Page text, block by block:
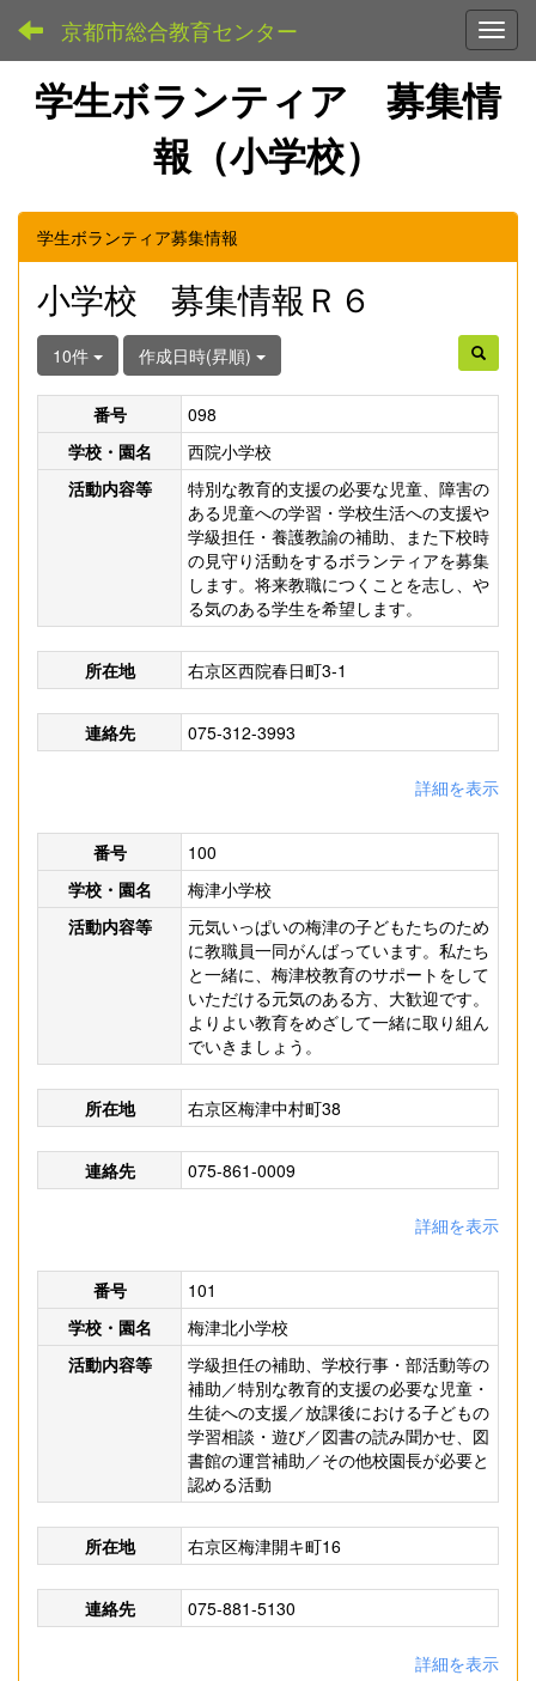
京都市総合教育センター
学生ボランティア 募集情
報（小学校）
学生ボランティア募集情報
小学校 募集情報Ｒ６
10件 作成日時(昇順)
番号
098
学校・園名
西院小学校
活動内容等
特別な教育的支援の必要な児童、障害の
ある児童への学習・学校生活への支援や
学級担任・養護教諭の補助、また下校時
の見守り活動をするボランティアを募集
します。将来教職につくことを志し、や
る気のある学生を希望します。
所在地 右京区西院春日町3-1
連絡先 075-312-3993
詳細を表示
番号
100
学校・園名
梅津小学校
活動内容等
元気いっぱいの梅津の子どもたちのため
に教職員一同がんばっています。私たち
と一緒に、梅津校教育のサポートをして
いただける元気のある方、大歓迎です。
よりよい教育をめざして一緒に取り組ん
でいきましょう。
所在地 右京区梅津中村町38
連絡先 075-861-0009
詳細を表示
番号
101
学校・園名
梅津北小学校
活動内容等
学級担任の補助、学校行事・部活動等の
補助／特別な教育的支援の必要な児童・
生徒への支援／放課後における子どもの
学習相談・遊び／図書の読み聞かせ、図
書館の運営補助／その他校園長が必要と
認める活動
所在地 右京区梅津開キ町16
連絡先 075-881-5130
詳細を表示